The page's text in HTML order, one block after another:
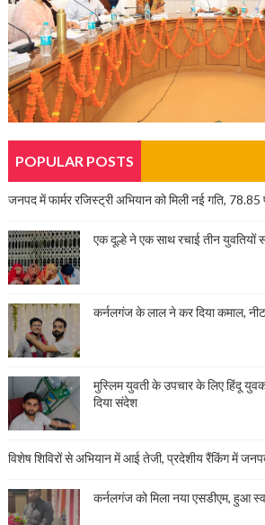
POPULAR POSTS
जनपद में फार्मर रजिस्ट्री अभियान को मिली नई गति,
एक दूल्हे ने एक साथ रचाई तीन युवतियों
कर्नलगंज के लाल ने कर दिया कमाल, नीट
मुस्लिम युवती के उपचार के लिए हिंदू
दिया संदेश
विशेष शिविरों से अभियान में आई तेजी, प्रदेशीय रैंकिंग में
कर्नलगंज को मिला नया एसडीएम, हुआ